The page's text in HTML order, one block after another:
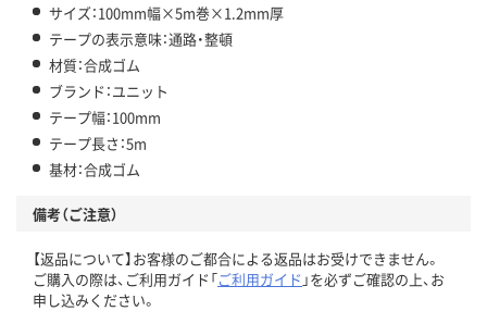
サイズ：100mm幅×5m巻×1.2mm厚
テープの表示意味：通路・整頓
材質：合成ゴム
ブランド：ユニット
テープ幅：100mm
テープ長さ：5m
基材：合成ゴム
備考（ご注意）
【返品について】お客様のご都合による返品はお受けできません。
ご購入の際は、ご利用ガイド「ご利用ガイド 」を必ずご確認の上、お
申し込みください。